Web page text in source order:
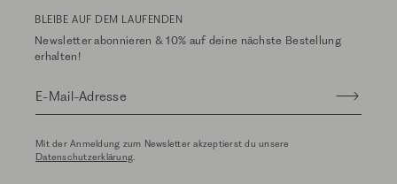
BLEIBE AUF DEM LAUFENDEN
Newsletter abonnieren & 10% auf deine nächste Bestellung
erhalten!
E-Mail-Adresse
Mit der Anmeldung zum Newsletter akzeptierst du unsere
Datenschutzerklärung.